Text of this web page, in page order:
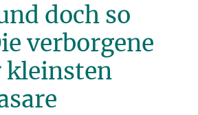
doch so
verborgene
kleinsten